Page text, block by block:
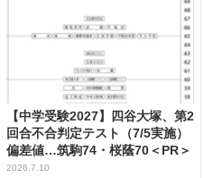
【中学受験2027】四谷大塚、第2
回合不合判定テスト（7/5実施）
偏差値…筑駒74・桜蔭70＜PR＞
2026.7.10